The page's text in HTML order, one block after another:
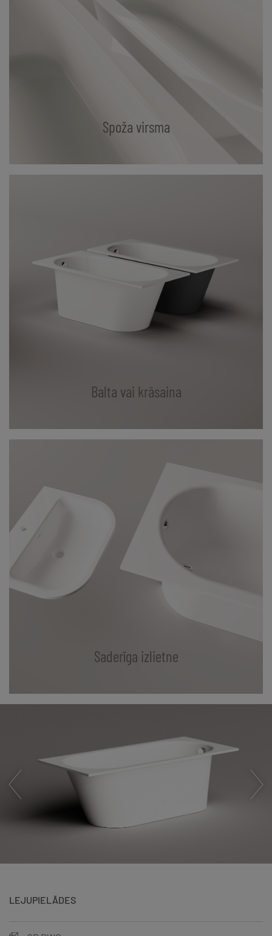
Spoža virsma
Balta vai krāsaina
Saderīga izlietne
LEJUPIELĀDES